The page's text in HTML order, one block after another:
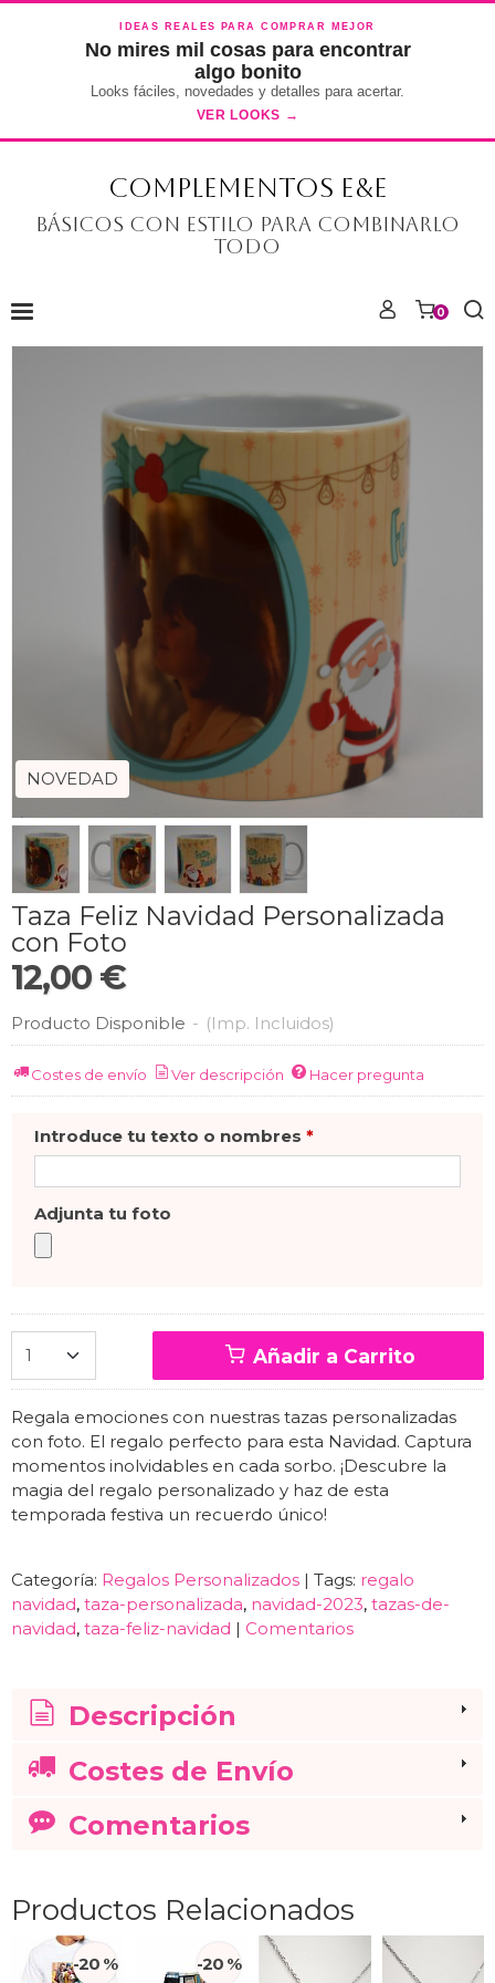
IDEAS REALES PARA COMPRAR MEJOR
No mires mil cosas para encontrar
algo bonito
Looks fáciles, novedades y detalles para acertar.
VER LOOKS →
COMPLEMENTOS E&E
Básicos con estilo para combinarlo
todo
0
NOVEDAD
Taza Feliz Navidad Personalizada
con Foto
12,00 €
Producto Disponible - (Imp. Incluidos)
Costes de envío Ver descripción Hacer pregunta
Introduce tu texto o nombres *
Adjunta tu foto
Añadir a Carrito
Regala emociones con nuestras tazas personalizadas
con foto. El regalo perfecto para esta Navidad. Captura
momentos inolvidables en cada sorbo. ¡Descubre la
magia del regalo personalizado y haz de esta
temporada festiva un recuerdo único!
Categoría: Regalos Personalizados | Tags: regalo
navidad taza-personalizada navidad-2023 tazas-de-
navidad taza-feliz-navidad | Comentarios
Descripción
Costes de Envío
Comentarios
Productos Relacionados
-20 % -20 %